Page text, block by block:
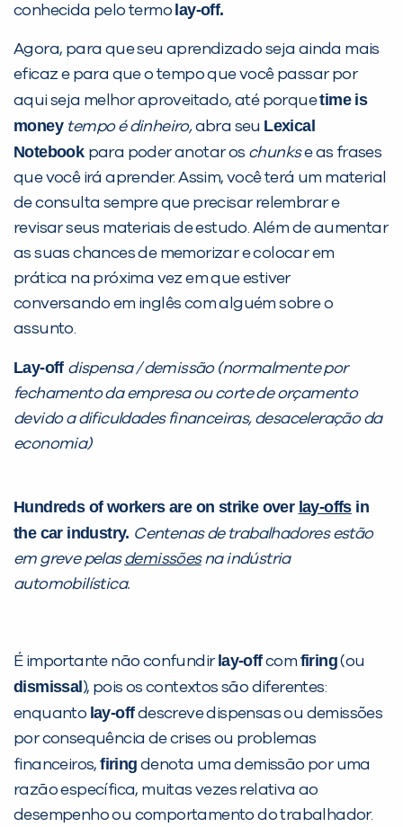
conhecida pelo termo lay-off.
Agora, para que seu aprendizado seja ainda mais
eficaz e para que o tempo que você passar por
aqui seja melhor aproveitado, até porquetime is
money tempo é dinheiro,abra seu Lexical
Notebook para poder anotar os chunkse as frases
que você irá aprender. Assim, você terá um material
de consulta sempre que precisar relembrar e
revisar seus materiais de estudo. Além de aumentar
as suas chances de memorizar e colocar em
prática na próxima vez em que estiver
conversando em inglês com alguém sobre o
assunto.
Lay-off dispensa / demissão (normalmente por
fechamento da empresa ou corte de orçamento
devido a dificuldades financeiras, desaceleração da
economia)
Hundreds of workers are on strike over lay-offsin
the car industry. Centenas de trabalhadores estão
em greve pelasdemissõesna indústria
automobilística.
É importante não confundir lay-offcom firing(ou
dismissal ), pois os contextos são diferentes:
enquanto lay-offdescreve dispensas ou demissões
por consequência de crises ou problemas
financeiros,firing denota uma demissão por uma
razão específica, muitas vezes relativa ao
desempenho ou comportamento do trabalhador.
Preencha com seus dados abaixo e
já vamos te colocar em contato
com a:
Você é aluno inFlux?
VOLTAR